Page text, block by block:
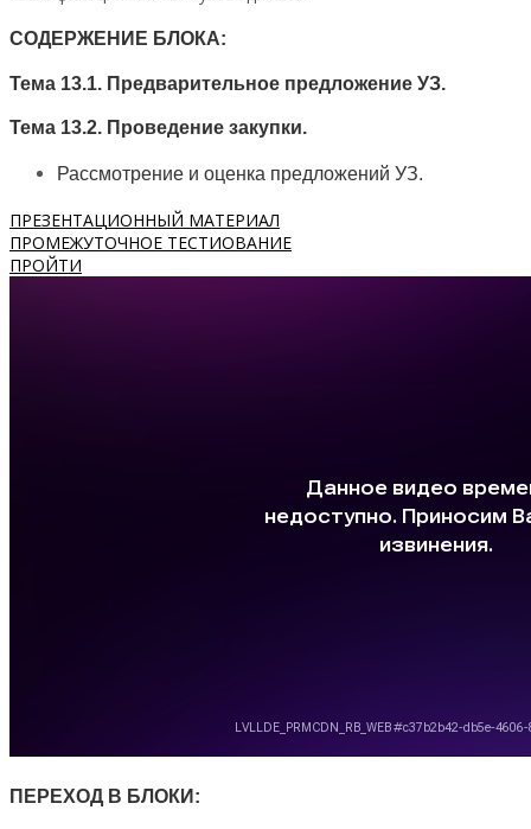
СОДЕРЖЕНИЕ БЛОКА:
Тема 13.1. Предварительное предложение УЗ.
Тема 13.2. Проведение закупки.
Рассмотрение и оценка предложений УЗ.
ПРЕЗЕНТАЦИОННЫЙ МАТЕРИАЛ
ПРОМЕЖУТОЧНОЕ ТЕСТИОВАНИЕ
ПРОЙТИ
ПЕРЕХОД В БЛОКИ: